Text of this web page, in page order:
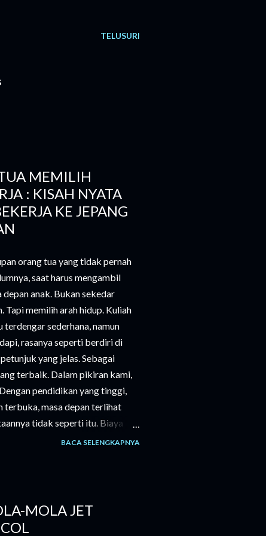
TELUSURI
MEMILIH
: KISAH NYATA
KE JEPANG
orang tua yang tidak pernah
saat harus mengambil
anak. Bukan sekedar
Tapi memilih arah hidup. Kuliah
sederhana, namun
rasanya seperti berdiri di
yang jelas. Sebagai
terbaik. Dalam pikiran kami,
pendidikan yang tinggi,
terbuka, masa depan terlihat
tidak seperti itu. Biaya
hanya uang masuk, tapi juga
anak kami sendiri. Ia memiliki
sejak awal memiliki keinginan
BACA SELENGKAPNYA
MOLA JET